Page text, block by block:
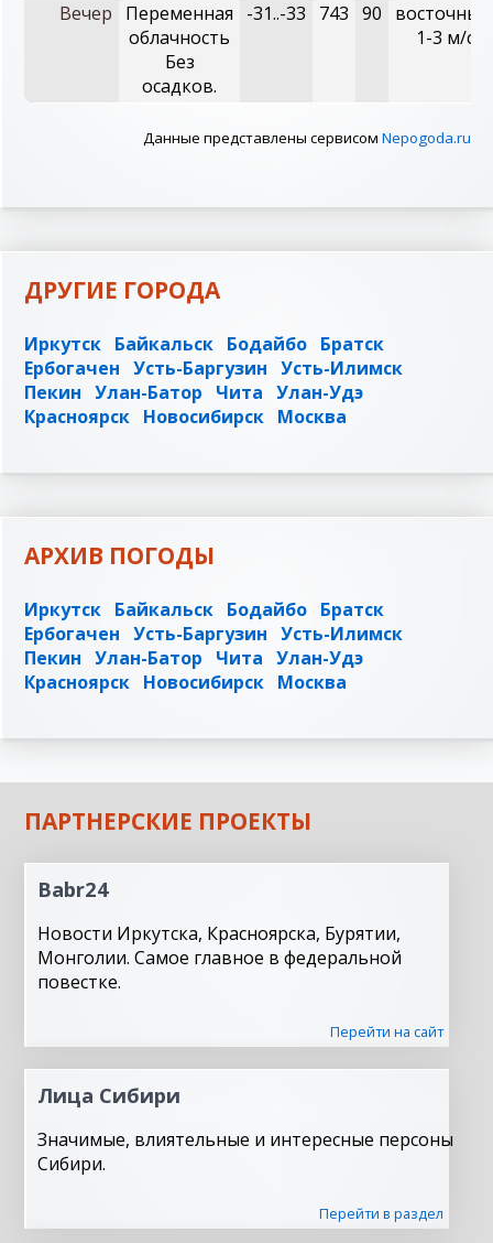
Вечер
Переменная
облачность
Без
осадков.
-31..-33 743 90
1-3 м/с
Данные представлены сервисом Nepogoda.ru
ДРУГИЕ ГОРОДА
Иркутск Байкальск Бодайбо Братск
Ербогачен Усть-Баргузин Усть-Илимск
Пекин Улан-Батор Чита Улан-Удэ
Красноярск Новосибирск Москва
АРХИВ ПОГОДЫ
Иркутск Байкальск Бодайбо Братск
Ербогачен Усть-Баргузин Усть-Илимск
Пекин Улан-Батор Чита Улан-Удэ
Красноярск Новосибирск Москва
ПАРТНЕРСКИЕ ПРОЕКТЫ
Babr24
Новости Иркутска, Красноярска, Бурятии,
Монголии. Самое главное в федеральной
повестке.
Перейти на сайт
Лица Сибири
Значимые, влиятельные и интересные персоны
Сибири.
Перейти в раздел